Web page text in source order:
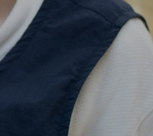
【えるぼし認定(☆☆)】 を受けまし